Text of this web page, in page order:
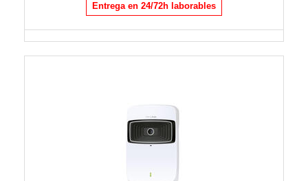
Entrega en 24/72h laborables